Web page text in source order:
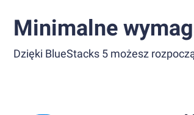
Minimalne
Dzięki BlueStacks 5 możesz